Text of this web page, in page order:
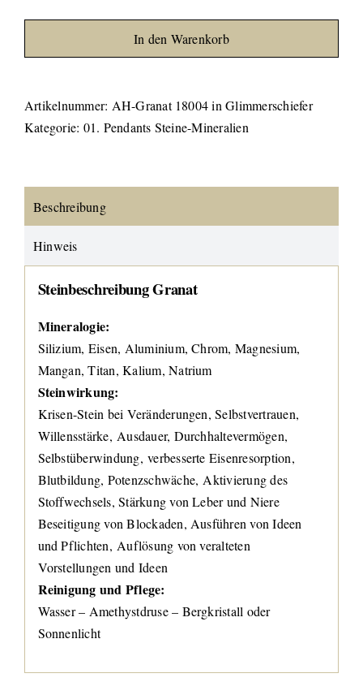
In den Warenkorb
Artikelnummer: AH-Granat 18004 in Glimmerschiefer
Kategorie: 01. Pendants Steine-Mineralien
Beschreibung
Hinweis
Steinbeschreibung Granat
Mineralogie:
Silizium, Eisen, Aluminium, Chrom, Magnesium,
Mangan, Titan, Kalium, Natrium
Steinwirkung:
Krisen-Stein bei Veränderungen, Selbstvertrauen,
Willensstärke, Ausdauer, Durchhaltevermögen,
Selbstüberwindung, verbesserte Eisenresorption,
Blutbildung, Potenzschwäche, Aktivierung des
Stoffwechsels, Stärkung von Leber und Niere
Beseitigung von Blockaden, Ausführen von Ideen
und Pflichten, Auflösung von veralteten
Vorstellungen und Ideen
Reinigung und Pflege:
Wasser – Amethystdruse – Bergkristall oder
Sonnenlicht